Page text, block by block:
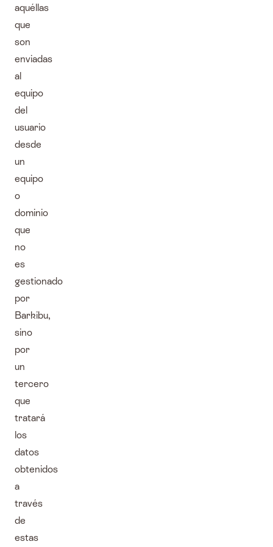
aquéllas
que
son
enviadas
al
equipo
del
usuario
desde
un
equipo
o
dominio
que
no
es
gestionado
por
Barkibu,
sino
por
un
tercero
que
tratará
los
datos
obtenidos
a
través
de
estas